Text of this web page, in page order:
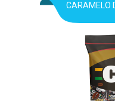
CARAMELO